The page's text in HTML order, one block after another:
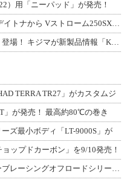
）用「ニーパッド」が発売！
TERRA TR27」がカスタムジ
」が発売！ 最高約80℃の巻き
ズ最小ボディ「LT-9000S」が
ップドカーボン」を9/10発売！